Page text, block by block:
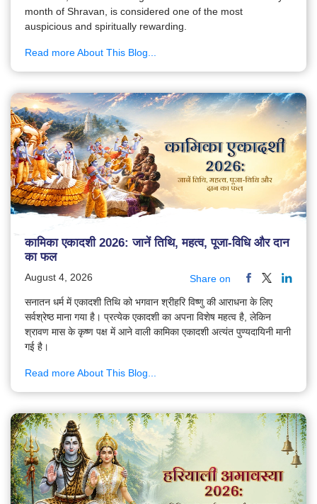
month of Shravan, is considered one of the most
auspicious and spiritually rewarding.
Read more About This Blog...
कामिका एकादशी 2026: जानें तिथि, महत्व, पूजा-विधि और दान
का फल
August 4, 2026 Share on
सनातन धर्म में एकादशी तिथि को भगवान श्रीहरि विष्णु की आराधना के लिए
सर्वश्रेष्ठ माना गया है। प्रत्येक एकादशी का अपना विशेष महत्व है, लेकिन
श्रावण मास के कृष्ण पक्ष में आने वाली कामिका एकादशी अत्यंत पुण्यदायिनी मानी
गई है।
Read more About This Blog...